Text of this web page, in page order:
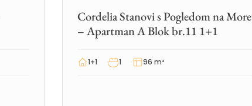
Cordelia Stanovi s Pogledom na More
– Apartman A Blok br.11 1+1
1+1 1 96 m²